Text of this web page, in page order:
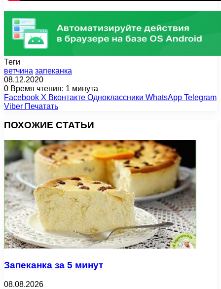
Теги
ветчина запеканка
08.12.2020
0 Время чтения: 1 минута
Facebook X Вконтакте Одноклассники WhatsApp Telegram
Viber Печатать
ПОХОЖИЕ СТАТЬИ
Запеканка за 5 минут
08.08.2026